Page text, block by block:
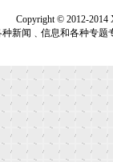
Copyright © 2012-2014
新闻﹑信息和各种专